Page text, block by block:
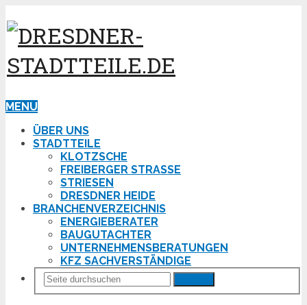
MENU
ÜBER UNS
STADTTEILE
KLOTZSCHE
FREIBERGER STRASSE
STRIESEN
DRESDNER HEIDE
BRANCHENVERZEICHNIS
ENERGIEBERATER
BAUGUTACHTER
UNTERNEHMENSBERATUNGEN
KFZ SACHVERSTÄNDIGE